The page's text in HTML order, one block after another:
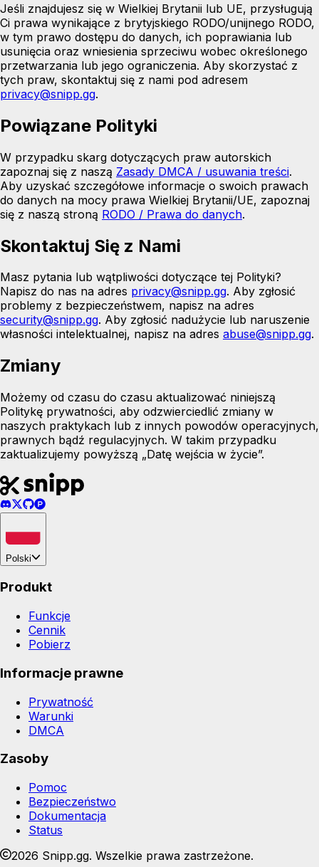
Jeśli znajdujesz się w Wielkiej Brytanii lub UE, przysługują
Ci prawa wynikające z brytyjskiego RODO/unijnego RODO,
w tym prawo dostępu do danych, ich poprawiania lub
usunięcia oraz wniesienia sprzeciwu wobec określonego
przetwarzania lub jego ograniczenia. Aby skorzystać z
tych praw, skontaktuj się z nami pod adresem
privacy@snipp.gg.
Powiązane Polityki
W przypadku skarg dotyczących praw autorskich
zapoznaj się z naszą Zasady DMCA / usuwania treści.
Aby uzyskać szczegółowe informacje o swoich prawach
do danych na mocy prawa Wielkiej Brytanii/UE, zapoznaj
się z naszą stroną RODO / Prawa do danych.
Skontaktuj Się z Nami
Masz pytania lub wątpliwości dotyczące tej Polityki?
Napisz do nas na adres privacy@snipp.gg. Aby zgłosić
problemy z bezpieczeństwem, napisz na adres
security@snipp.gg. Aby zgłosić nadużycie lub naruszenie
własności intelektualnej, napisz na adres abuse@snipp.gg.
Zmiany
Możemy od czasu do czasu aktualizować niniejszą
Politykę prywatności, aby odzwierciedlić zmiany w
naszych praktykach lub z innych powodów operacyjnych,
prawnych bądź regulacyjnych. W takim przypadku
zaktualizujemy powyższą „Datę wejścia w życie”.
Polski
Produkt
Funkcje
Cennik
Pobierz
Informacje prawne
Prywatność
Warunki
DMCA
Zasoby
Pomoc
Bezpieczeństwo
Dokumentacja
Status
2026 Snipp.gg. Wszelkie prawa zastrzeżone.